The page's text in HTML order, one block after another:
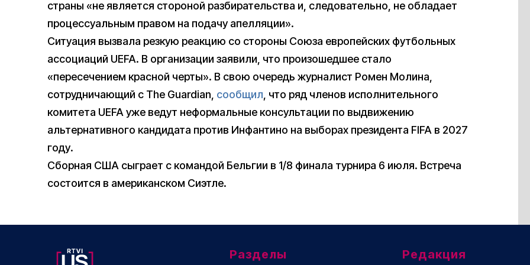
страны «не является стороной разбирательства и, следовательно, не обладает
процессуальным правом на подачу апелляции».
Ситуация вызвала резкую реакцию со стороны Союза европейских футбольных
ассоциаций UEFA. В организации заявили, что произошедшее стало
«пересечением красной черты». В свою очередь журналист Ромен Молина,
сотрудничающий с The Guardian, сообщил, что ряд членов исполнительного
комитета UEFA уже ведут неформальные консультации по выдвижению
альтернативного кандидата против Инфантино на выборах президента FIFA в 2027
году.
Сборная США сыграет с командой Бельгии в 1/8 финала турнира 6 июля. Встреча
состоится в американском Сиэтле.
Разделы Редакция